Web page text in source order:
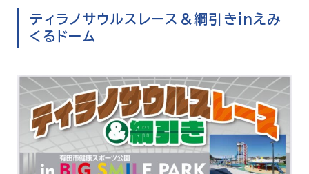
ティラノサウルスレース＆綱引きinえみ
くるドーム